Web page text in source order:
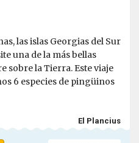
las islas Georgias del Sur
una de la más bellas
sobre la Tierra. Este viaje
6 especies de pingüinos
El Plancius